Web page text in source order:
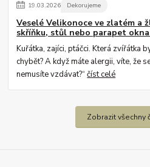
19.03.2026 Dekorujeme
Veselé Velikonoce ve zlatém a
skříňku, stůl nebo parapet
Kuřátka, zajíci, ptáčci. Která zvířátka
chybět? A když máte alergii, víte, že
nemusíte vzdávat?“číst celé
Zobrazit všechny